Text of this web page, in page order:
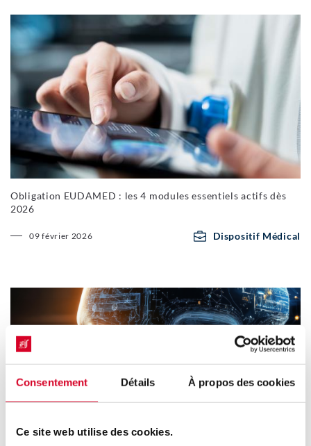
Consentement Détails À propos des cookies
Ce site web utilise des cookies.
Obligation EUDAMED : les 4 modules essentiels actifs dès
2026
09 février 2026 Dispositif Médical